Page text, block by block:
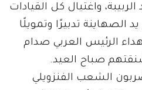
واغتيال كل القيادات
الصهاينة تدبيرًا وتمويلًا
الرئيس العربي صدام
صباح العيد.
الشعب الفنزويلي